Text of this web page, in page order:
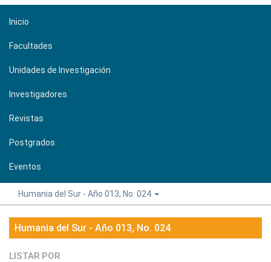
Inicio
Facultades
Unidades de Investigación
Investigadores
Revistas
Postgrados
Eventos
Humania del Sur - Año 013, No. 024
Humania del Sur - Año 013, No. 024
LISTAR POR